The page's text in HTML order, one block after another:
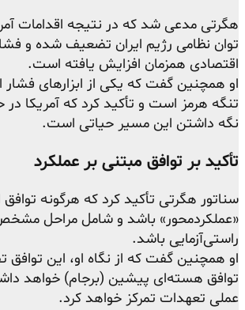
هگرتی مدعی شد که در نتیجه اقدامات
توان نظامی رژیم ایران تضعیف شده و
اقتصادی همزمان افزایش یافته است.
او همچنین گفت که یکی از ابزارهای فشار
تنگه هرمز است و تأکید کرد که آمریکا در
نگه داشتن این مسیر حیاتی است.
تأکید بر توافق مبتنی بر عملکرد
سناتور هگرتی تأکید کرد که هرگونه توافق
«عملکردمحور» باشد و شامل مراحل
راستی‌آزمایی باشد.
او همچنین گفت که از نگاه او، این توافق
توافق هسته‌ای پیشین (برجام) خواهد
عملی تعهدات تمرکز خواهد کرد.